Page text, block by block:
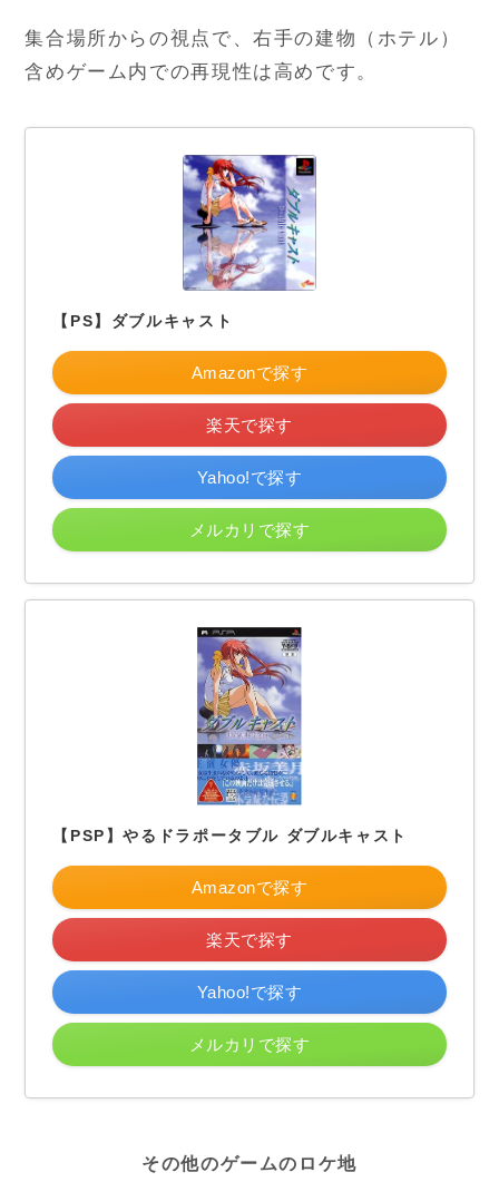
集合場所からの視点で、右手の建物（ホテル）
含めゲーム内での再現性は高めです。
【PS】ダブルキャスト
Amazonで探す
楽天で探す
Yahoo!で探す
メルカリで探す
【PSP】やるドラポータブル ダブルキャスト
Amazonで探す
楽天で探す
Yahoo!で探す
メルカリで探す
その他のゲームのロケ地